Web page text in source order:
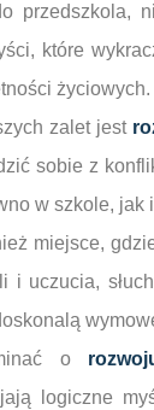
przedszkola,
które
życiowych.
zalet jest
sobie z
w szkole, jak
miejsce,
i uczucia,
o
logiczne